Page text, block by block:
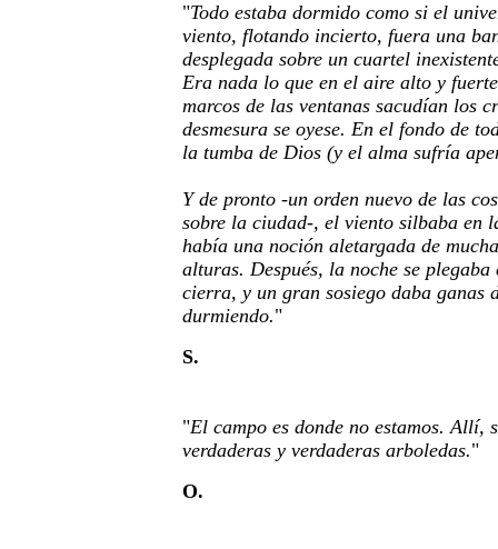
"Todo estaba dormido como si el
viento, flotando incierto, fuera una
desplegada sobre un cuartel
Era nada lo que en el aire alto y
marcos de las ventanas sacudían los
desmesura se oyese. En el fondo de
la tumba de Dios (y el alma sufría
Y de pronto -un orden nuevo de las
sobre la ciudad-, el viento silbaba en
había una noción aletargada de
alturas. Después, la noche se
cierra, y un gran sosiego daba ganas
durmiendo."
S.
"El campo es donde no estamos. Allí,
verdaderas y verdaderas arboledas."
O.